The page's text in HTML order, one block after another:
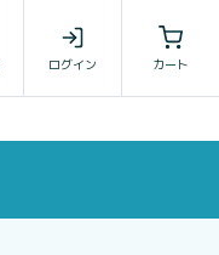
ログイン カート